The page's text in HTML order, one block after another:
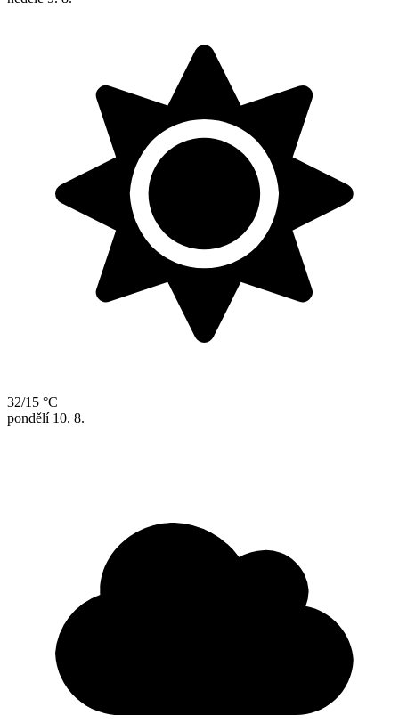
32/15 °C
pondělí 10. 8.